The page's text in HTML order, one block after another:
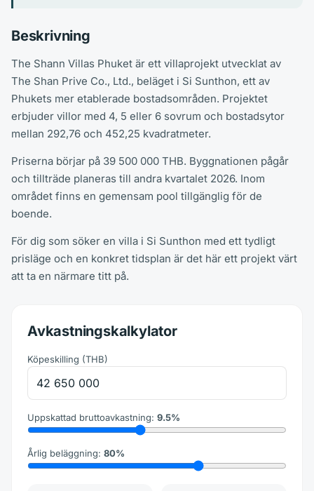
Beskrivning
The Shann Villas Phuket är ett villaprojekt utvecklat av
The Shan Prive Co., Ltd., beläget i Si Sunthon, ett av
Phukets mer etablerade bostadsområden. Projektet
erbjuder villor med 4, 5 eller 6 sovrum och bostadsytor
mellan 292,76 och 452,25 kvadratmeter.
Priserna börjar på 39 500 000 THB. Byggnationen pågår
och tillträde planeras till andra kvartalet 2026. Inom
området finns en gemensam pool tillgänglig för de
boende.
För dig som söker en villa i Si Sunthon med ett tydligt
prisläge och en konkret tidsplan är det här ett projekt värt
att ta en närmare titt på.
Avkastningskalkylator
Köpeskilling (THB)
Uppskattad bruttoavkastning: 9.5%
Årlig beläggning: 80%